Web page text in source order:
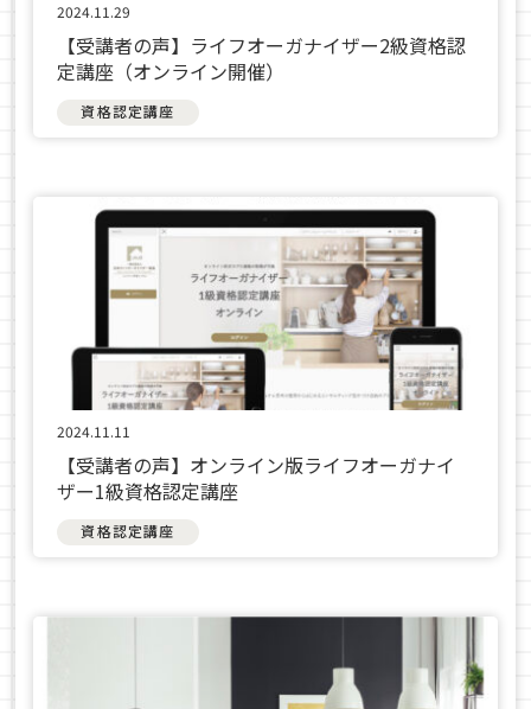
2024.11.29
【受講者の声】ライフオーガナイザー2級資格認
定講座（オンライン開催）
資格認定講座
2024.11.11
【受講者の声】オンライン版ライフオーガナイ
ザー1級資格認定講座
資格認定講座